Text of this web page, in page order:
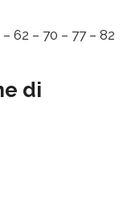
62 – 70 – 77 – 82
di